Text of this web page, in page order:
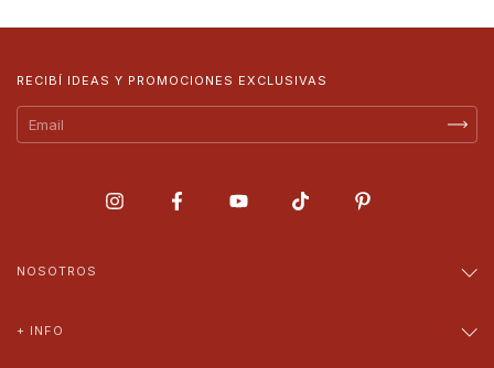
RECIBÍ IDEAS Y PROMOCIONES EXCLUSIVAS
NOSOTROS
+ INFO